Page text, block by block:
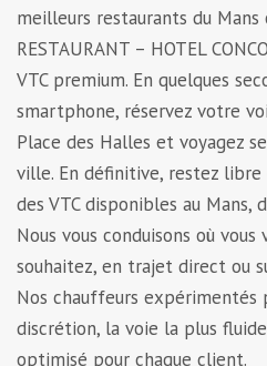
meilleurs restaurants du Mans
RESTAURANT – HOTEL
VTC premium. En quelques
smartphone, réservez votre
Place des Halles et voyagez
ville. En définitive, restez libre
des VTC disponibles au Mans,
Nous vous conduisons où vous
souhaitez, en trajet direct ou
Nos chauffeurs
discrétion, la voie la plus
optimisé pour chaque client.